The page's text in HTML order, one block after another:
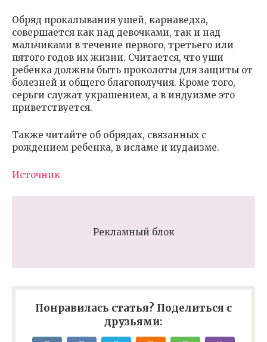
Обряд прокалывания ушей, карнаведха,
совершается как над девочками, так и над
мальчиками в течение первого, третьего или
пятого годов их жизни. Считается, что уши
ребенка должны быть проколоты для защиты от
болезней и общего благополучия. Кроме того,
серьги служат украшением, а в индуизме это
приветствуется.
Также читайте об обрядах, связанных с
рождением ребенка, в исламе и иудаизме.
Источник
Рекламный блок
Понравилась статья? Поделиться с
друзьями: